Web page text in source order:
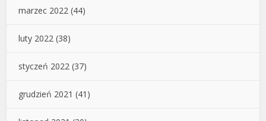
marzec 2022 (44)
luty 2022 (38)
styczeń 2022 (37)
grudzień 2021 (41)